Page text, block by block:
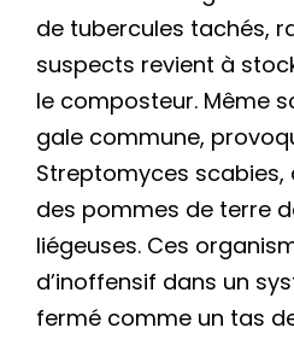
de tubercules tachés,
suspects revient à
le composteur. Même
gale commune,
Streptomyces scabies,
des pommes de terre
liégeuses. Ces
d’inoffensif dans un
fermé comme un tas